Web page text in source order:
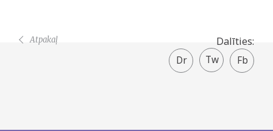
Dalīties:
Facebook
share
Twitter
Atpakaļ